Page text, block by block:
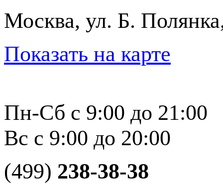
Москва, ул. Б.
Показать на карте
Пн-Сб с 9:00 до 21:00
Вс с 9:00 до 20:00
(499) 238-38-38